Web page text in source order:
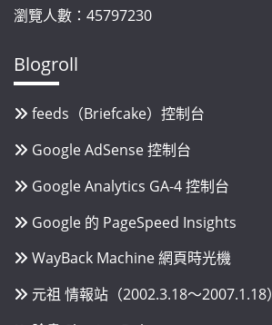
瀏覽人數：45797230
Blogroll
feeds（Briefcake）控制台
Google AdSense 控制台
Google Analytics GA-4 控制台
Google 的 PageSpeed Insights
WayBack Machine 網頁時光機
元祖 情報站（2002.3.18～2007.1.18）